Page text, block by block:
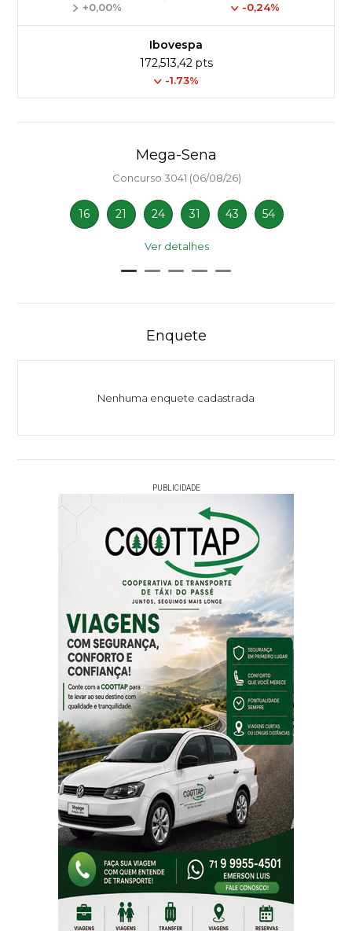
+0,00% -0,24%
Ibovespa
172,513,42 pts
-1.73%
Mega-Sena
Concurso 3041 (06/08/26)
16 21 24 31 43 54
Ver detalhes
Enquete
Nenhuma enquete cadastrada
PUBLICIDADE